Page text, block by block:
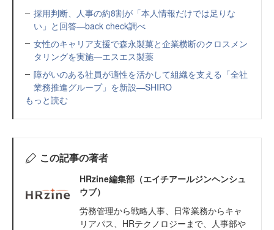
採用判断、人事の約8割が「本人情報だけでは足りな
い」と回答—back check調べ
女性のキャリア支援で森永製菓と企業横断のクロスメン
タリングを実施—エスエス製薬
障がいのある社員が適性を活かして組織を支える「全社
業務推進グループ」を新設—SHIRO
もっと読む
この記事の著者
HRzine編集部（エイチアールジンヘンシュ
ウブ）
労務管理から戦略人事、日常業務からキャ
リアパス、HRテクノロジーまで、人事部や